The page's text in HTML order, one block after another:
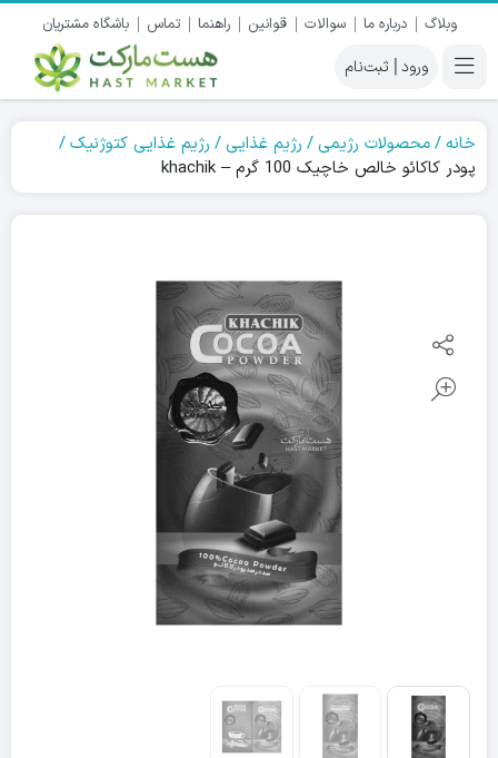
وبلاگ درباره ما سوالات قوانین راهنما تماس باشگاه مشتریان
|
خانه محصولات رژیمی رژیم غذایی
رژیم غذایی کتوژنیک
پودر کاکائو خالص خاچیک 100 گرم – khachik